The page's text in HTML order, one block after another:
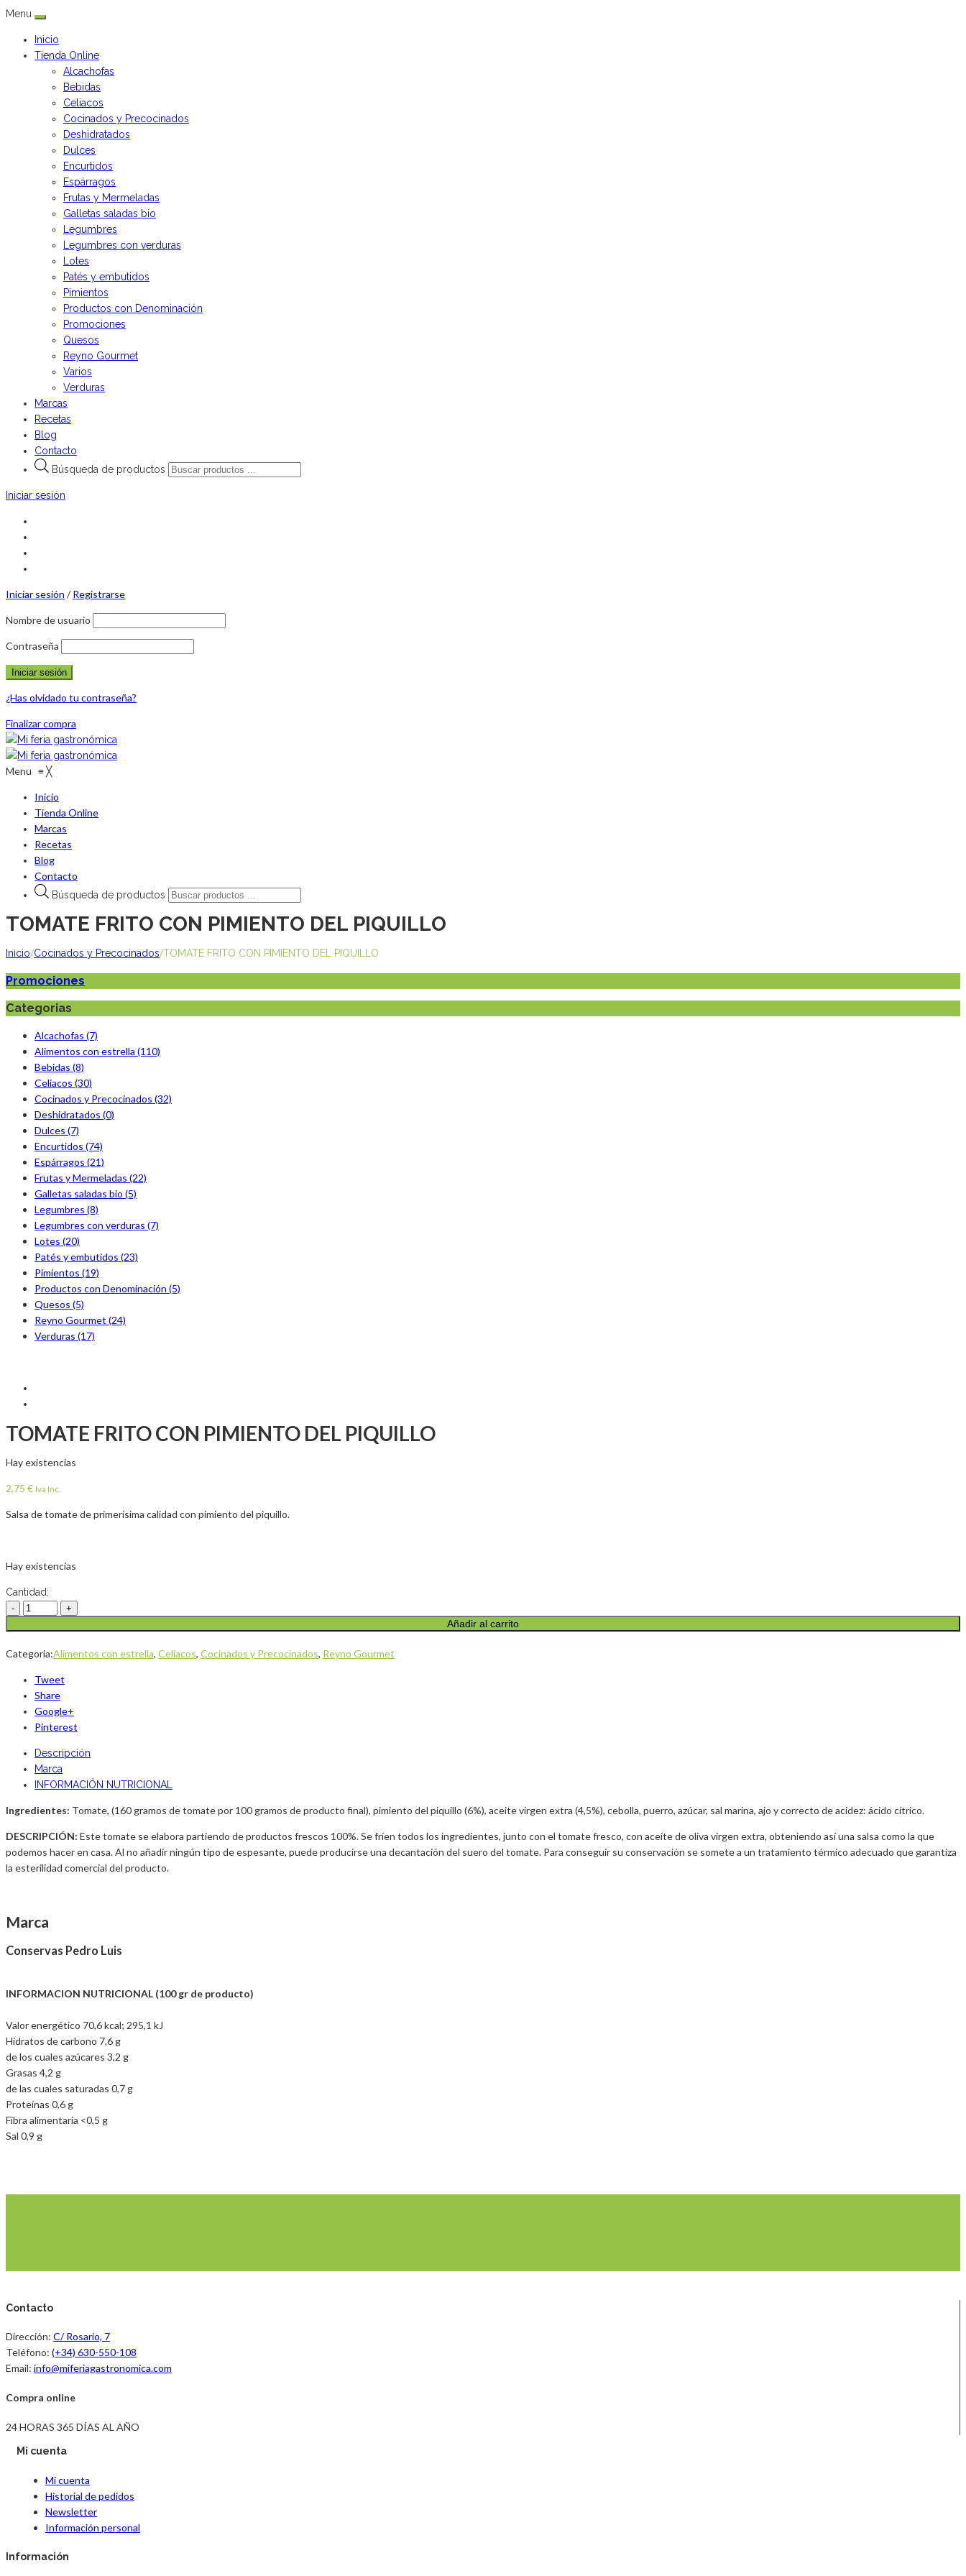
Menu
Inicio
Tienda Online
Alcachofas
Bebidas
Celiacos
Cocinados y Precocinados
Deshidratados
Dulces
Encurtidos
Espárragos
Frutas y Mermeladas
Galletas saladas bio
Legumbres
Legumbres con verduras
Lotes
Patés y embutidos
Pimientos
Productos con Denominación
Promociones
Quesos
Reyno Gourmet
Varios
Verduras
Marcas
Recetas
Blog
Contacto
Búsqueda de productos
Iniciar sesión
Iniciar sesión / Registrarse
Nombre de usuario
Contraseña
¿Has olvidado tu contraseña?
Finalizar compra
Menu ≡╳
Inicio
Tienda Online
Marcas
Recetas
Blog
Contacto
Búsqueda de productos
TOMATE FRITO CON PIMIENTO DEL PIQUILLO
Inicio/Cocinados y Precocinados/TOMATE FRITO CON PIMIENTO DEL PIQUILLO
Promociones
Categorias
Alcachofas (7)
Alimentos con estrella (110)
Bebidas (8)
Celiacos (30)
Cocinados y Precocinados (32)
Deshidratados (0)
Dulces (7)
Encurtidos (74)
Espárragos (21)
Frutas y Mermeladas (22)
Galletas saladas bio (5)
Legumbres (8)
Legumbres con verduras (7)
Lotes (20)
Patés y embutidos (23)
Pimientos (19)
Productos con Denominación (5)
Quesos (5)
Reyno Gourmet (24)
Verduras (17)
TOMATE FRITO CON PIMIENTO DEL PIQUILLO
Hay existencias
2,75 € Iva Inc.
Salsa de tomate de primerísima calidad con pimiento del piquillo.
Hay existencias
Cantidad:
Añadir al carrito
Categoria:Alimentos con estrella, Celiacos, Cocinados y Precocinados, Reyno Gourmet
Tweet
Share
Google+
Pinterest
Descripción
Marca
INFORMACIÓN NUTRICIONAL
Ingredientes: Tomate, (160 gramos de tomate por 100 gramos de producto final), pimiento del piquillo (6%), aceite virgen extra (4,5%), cebolla, puerro, azúcar, sal marina, ajo y correcto de acidez: ácido cítrico.
DESCRIPCIÓN: Este tomate se elabora partiendo de productos frescos 100%. Se fríen todos los ingredientes, junto con el tomate fresco, con aceite de oliva virgen extra, obteniendo así una salsa como la que
podemos hacer en casa. Al no añadir ningún tipo de espesante, puede producirse una decantación del suero del tomate. Para conseguir su conservación se somete a un tratamiento térmico adecuado que garantiza
la esterilidad comercial del producto.
Marca
Conservas Pedro Luis
INFORMACION NUTRICIONAL (100 gr de producto)
Valor energético 70,6 kcal; 295,1 kJ
Hidratos de carbono 7,6 g
de los cuales azúcares 3,2 g
Grasas 4,2 g
de las cuales saturadas 0,7 g
Proteínas 0,6 g
Fibra alimentaria <0,5 g
Sal 0,9 g
Contacto
Dirección: C/ Rosario, 7
Teléfono: (+34) 630-550-108
Email: info@miferiagastronomica.com
Compra online
24 HORAS 365 DÍAS AL AÑO
Mi cuenta
Mi cuenta
Historial de pedidos
Newsletter
Información personal
Información